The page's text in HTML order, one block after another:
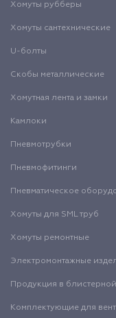
Хомуты рубберы
Хомуты сантехнические
U-болты
Скобы металлические
Хомутная лента и замки
Камлоки
Пневмотрубки
Пневмофитинги
Пневматическое
Хомуты для SML труб
Хомуты ремонтные
Электромонтажные
Продукция в
Комплектующие для